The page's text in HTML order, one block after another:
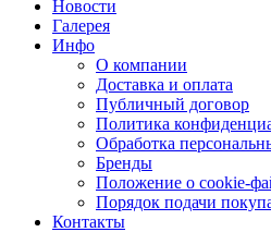
Новости
Галерея
Инфо
О компании
Доставка и оплата
Публичный договор
Политика
Обработка
Бренды
Положение о cookie-
Порядок подачи
Контакты